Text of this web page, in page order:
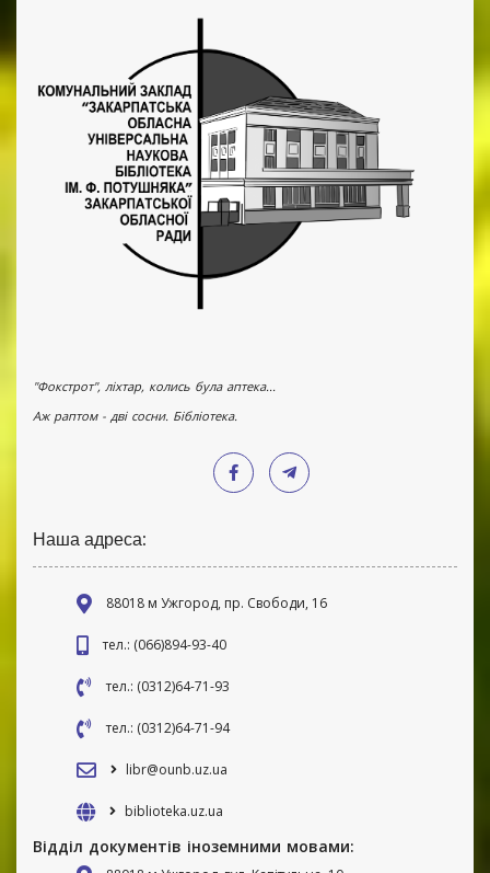
"Фокстрот", ліхтар, колись була аптека...
Аж раптом - дві сосни. Бібліотека.
Наша адреса:
88018 м Ужгород, пр. Свободи, 16
тел.: (066)894-93-40
тел.: (0312)64-71-93
тел.: (0312)64-71-94
libr@ounb.uz.ua
biblioteka.uz.ua
Відділ документів іноземними мовами: